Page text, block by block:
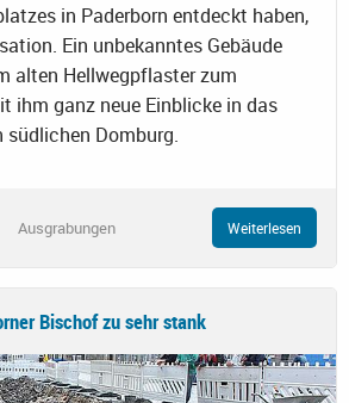
in Paderborn entdeckt haben,
Ein unbekanntes Gebäude
alten Hellwegpflaster zum
ihm ganz neue Einblicke in das
südlichen Domburg.
Ausgrabungen Weiterlesen
Bischof zu sehr stank